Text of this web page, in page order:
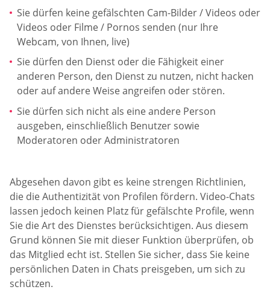
Sie dürfen keine gefälschten Cam-Bilder / Videos oder
Videos oder Filme / Pornos senden (nur Ihre
Webcam, von Ihnen, live)
Sie dürfen den Dienst oder die Fähigkeit einer
anderen Person, den Dienst zu nutzen, nicht hacken
oder auf andere Weise angreifen oder stören.
Sie dürfen sich nicht als eine andere Person
ausgeben, einschließlich Benutzer sowie
Moderatoren oder Administratoren
Abgesehen davon gibt es keine strengen Richtlinien,
die die Authentizität von Profilen fördern. Video-Chats
lassen jedoch keinen Platz für gefälschte Profile, wenn
Sie die Art des Dienstes berücksichtigen. Aus diesem
Grund können Sie mit dieser Funktion überprüfen, ob
das Mitglied echt ist. Stellen Sie sicher, dass Sie keine
persönlichen Daten in Chats preisgeben, um sich zu
schützen.